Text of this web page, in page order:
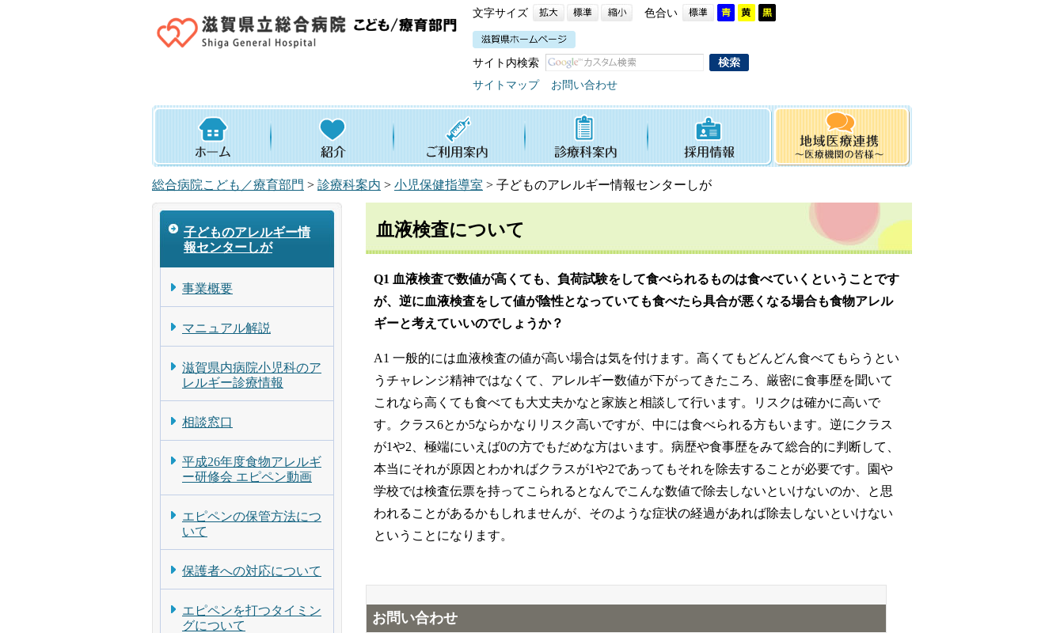
文字サイズ 色合い
サイト内検索
サイトマップ
お問い合わせ
総合病院こども／療育部門 > 診療科案内 > 小児保健指導室 > 子どものアレルギー情報センターしが
子どものアレルギー情
報センターしが
事業概要
マニュアル解説
滋賀県内病院小児科のア
レルギー診療情報
相談窓口
平成26年度食物アレルギ
ー研修会 エピペン動画
エピペンの保管方法につ
いて
保護者への対応について
エピペンを打つタイミン
グについて
血液検査について
Q1 血液検査で数値が高くても、負荷試験をして食べられるものは食べていくということです
が、逆に血液検査をして値が陰性となっていても食べたら具合が悪くなる場合も食物アレル
ギーと考えていいのでしょうか？
A1 一般的には血液検査の値が高い場合は気を付けます。高くてもどんどん食べてもらうとい
うチャレンジ精神ではなくて、アレルギー数値が下がってきたころ、厳密に食事歴を聞いて
これなら高くても食べても大丈夫かなと家族と相談して行います。リスクは確かに高いで
す。クラス6とか5ならかなりリスク高いですが、中には食べられる方もいます。逆にクラス
が1や2、極端にいえば0の方でもだめな方はいます。病歴や食事歴をみて総合的に判断して、
本当にそれが原因とわかればクラスが1や2であってもそれを除去することが必要です。園や
学校では検査伝票を持ってこられるとなんでこんな数値で除去しないといけないのか、と思
われることがあるかもしれませんが、そのような症状の経過があれば除去しないといけない
ということになります。
お問い合わせ